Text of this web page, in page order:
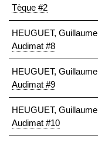
Tèque #2
HEUGUET,
Audimat #8
HEUGUET,
Audimat #9
HEUGUET,
Audimat #10